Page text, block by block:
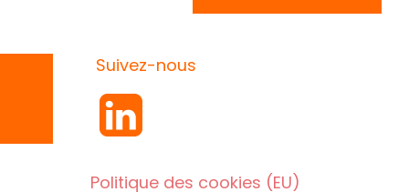
Suivez-nous
Politique des cookies (EU)